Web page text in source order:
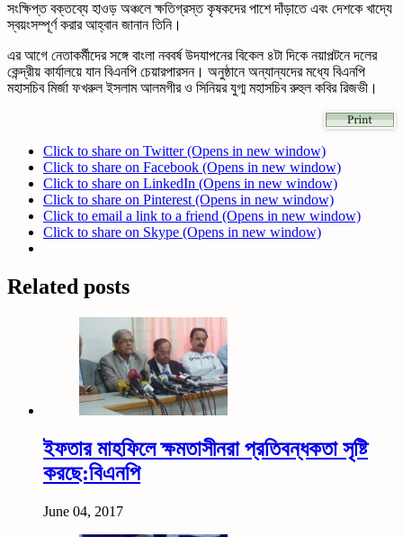
সংক্ষিপ্ত বক্তব্যে হাওড় অঞ্চলে ক্ষতিগ্রস্ত কৃষকদের পাশে দাঁড়াতে এবং দেশকে খাদ্যে
স্বয়ংসম্পূর্ণ করার আহ্বান জানান তিনি।
এর আগে নেতাকর্মীদের সঙ্গে বাংলা নববর্ষ উদযাপনের বিকেল ৪টা দিকে নয়াপল্টনে দলের
কেন্দ্রীয় কার্যালয়ে যান বিএনপি চেয়ারপারসন। অনুষ্ঠানে অন্যান্যদের মধ্যে বিএনপি
মহাসচিব মির্জা ফখরুল ইসলাম আলমগীর ও সিনিয়র যুগ্ম মহাসচিব রুহুল কবির রিজভী।
Click to share on Twitter (Opens in new window)
Click to share on Facebook (Opens in new window)
Click to share on LinkedIn (Opens in new window)
Click to share on Pinterest (Opens in new window)
Click to email a link to a friend (Opens in new window)
Click to share on Skype (Opens in new window)
Related posts
ইফতার মাহফিলে ক্ষমতাসীনরা প্রতিবন্ধকতা সৃষ্টি
করছে:বিএনপি
June 04, 2017